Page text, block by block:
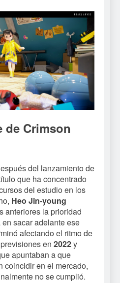
de Crimson
del lanzamiento de
que ha concentrado
del estudio en los
Heo Jin-young
anteriores la prioridad
sacar adelante ese
afectando el ritmo de
en 2022y
apuntaban a que
coincidir en el mercado,
no se cumplió.